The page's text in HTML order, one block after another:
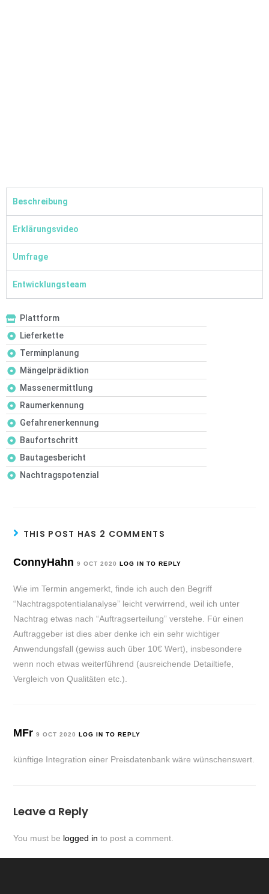
Beschreibung
Erklärungsvideo
Umfrage
Entwicklungsteam
Plattform
Lieferkette
Terminplanung
Mängelprädiktion
Massenermittlung
Raumerkennung
Gefahrenerkennung
Baufortschritt
Bautagesbericht
Nachtragspotenzial
THIS POST HAS 2 COMMENTS
ConnyHahn 9 OCT 2020 LOG IN TO REPLY
Wie im Termin angemerkt, finde ich auch den Begriff
“Nachtragspotentialanalyse” leicht verwirrend, weil ich unter
Nachtrag etwas nach “Auftragserteilung” verstehe. Für einen
Auftraggeber ist dies aber denke ich ein sehr wichtiger
Anwendungsfall (gewiss auch über 10€ Wert), insbesondere
wenn noch etwas weiterführend (ausreichende Detailtiefe,
Vergleich von Qualitäten etc.).
MFr 9 OCT 2020 LOG IN TO REPLY
künftige Integration einer Preisdatenbank wäre wünschenswert.
Leave a Reply
You must be logged in to post a comment.